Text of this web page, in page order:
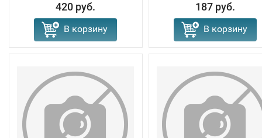
420 руб.
В корзину
187 руб.
В корзину